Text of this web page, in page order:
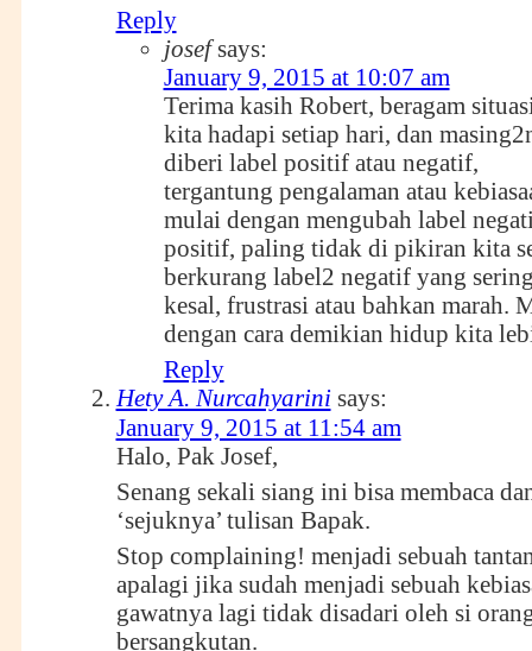
Reply
josef says:
January 9, 2015 at 10:07 am
Terima kasih Robert, beragam
kita hadapi setiap hari, dan
diberi label positif atau negatif,
tergantung pengalaman atau
mulai dengan mengubah label
positif, paling tidak di pikiran kita
berkurang label2 negatif yang
kesal, frustrasi atau bahkan marah.
dengan cara demikian hidup kita
Reply
Hety A. Nurcahyarini says:
January 9, 2015 at 11:54 am
Halo, Pak Josef,
Senang sekali siang ini bisa membaca
‘sejuknya’ tulisan Bapak.
Stop complaining! menjadi sebuah
apalagi jika sudah menjadi sebuah
gawatnya lagi tidak disadari oleh si
bersangkutan.